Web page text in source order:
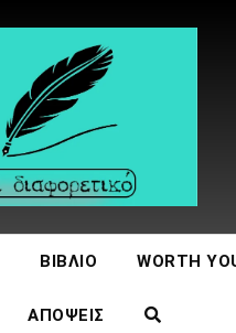
ΒΙΒΛΊΟ WORTH
ΑΠΌΨΕΙΣ